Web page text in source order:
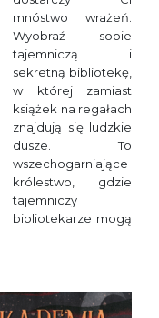
mnóstwo wrażeń.
Wyobraź sobie
tajemniczą i
sekretną bibliotekę,
w której zamiast
książek na regałach
znajdują się ludzkie
dusze. To
wszechogarniające
królestwo, gdzie
tajemniczy
bibliotekarze mogą